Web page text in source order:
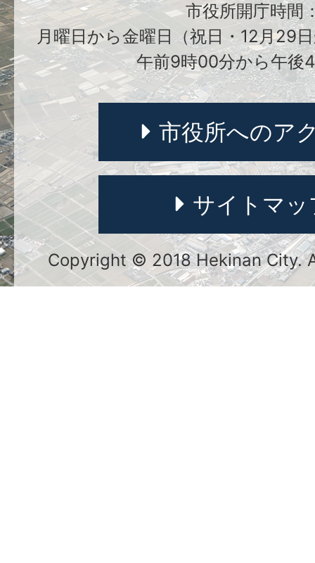
市役所開庁時間
月曜日から金曜日（祝日・12月29
午前9時00分から午後
市役所へのア
サイトマッ
Copyright © 2018 Hekinan City.